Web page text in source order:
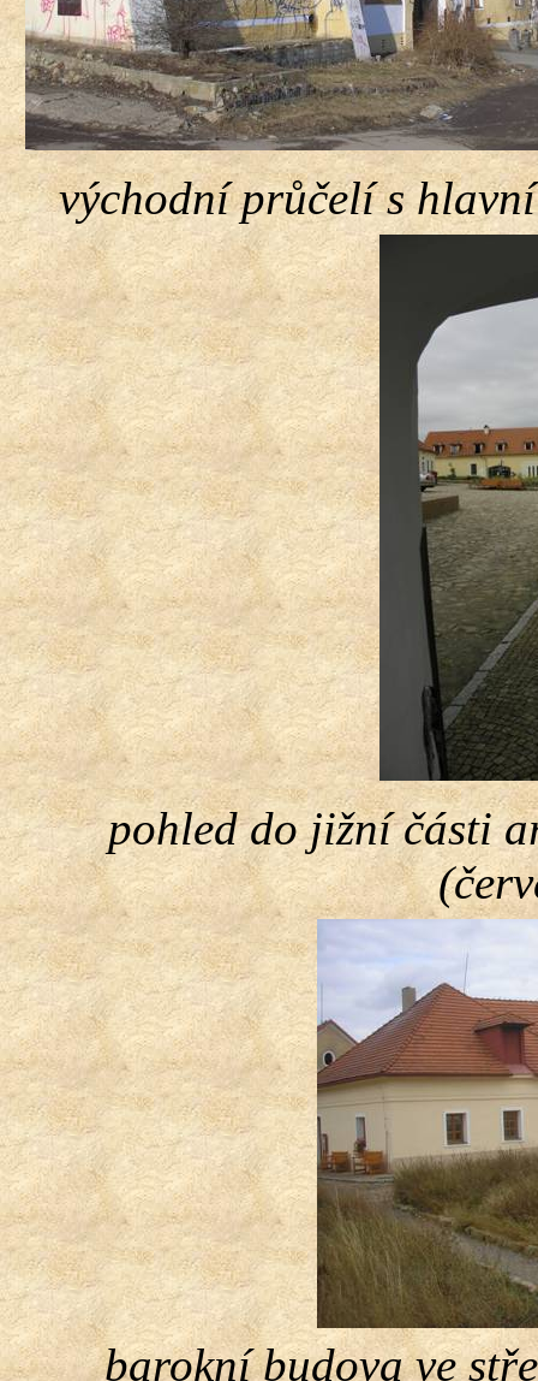
východní průčelí s
pohled do jižní části
barokní budova ve